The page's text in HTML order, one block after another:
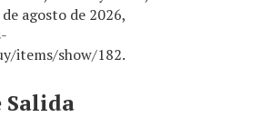
agosto de 2026,
items/show/182.
Salida